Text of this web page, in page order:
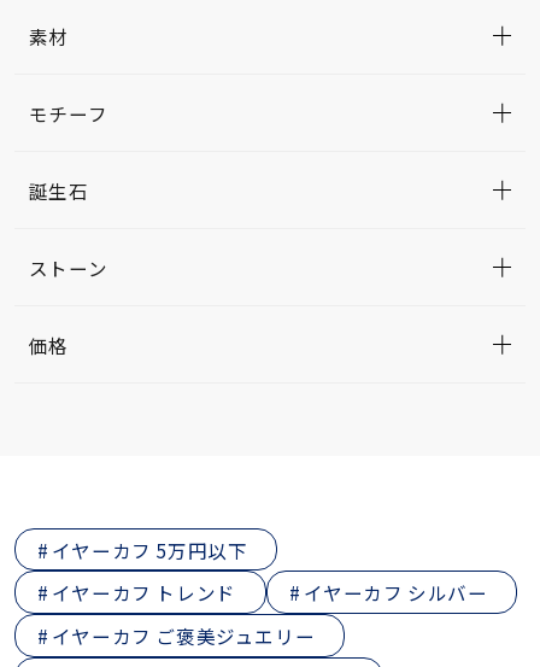
素材
モチーフ
誕生石
ストーン
価格
イヤーカフ 5万円以下
イヤーカフ トレンド
イヤーカフ シルバー
イヤーカフ ご褒美ジュエリー